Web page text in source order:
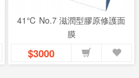
41℃ No.7 滋潤型膠原修護面
膜
$3000